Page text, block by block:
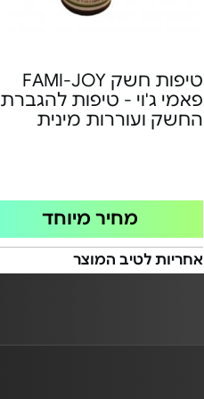
טיפות חשק FAMI-JOY
פאמי ג'וי - טיפות להגברת
החשק ועוררות מינית
מחיר מיוחד
אחריות לטיב המוצר